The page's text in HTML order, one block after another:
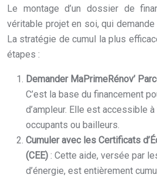
Le montage d’un dossier de
véritable projet en soi, qui
La stratégie de cumul la plus
étapes :
Demander MaPrimeRénov’
C’est la base du financement
d’ampleur. Elle est accessible
occupants ou bailleurs.
Cumuler avec les Certificats
(CEE) : Cette aide, versée par
d’énergie, est entièrement